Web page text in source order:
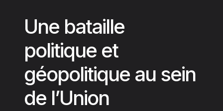
Une bataille
politique et
géopolitique au sein
de l’Union